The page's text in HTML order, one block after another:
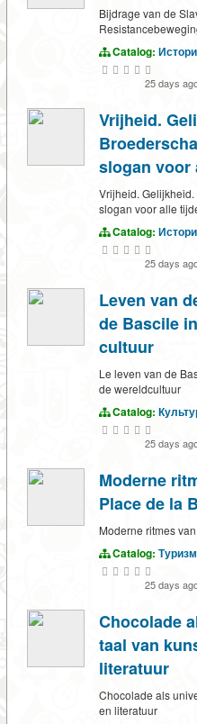
Bijdrage van de
Catalog:
25 days
Vrijheid.
slogan voor
Vrijheid.
slogan voor alle
Catalog:
25 days
Leven van
de Bascile
cultuur
Le leven van de
de wereldcultuur
Catalog:
25 days
Moderne
Place de la
Moderne ritmes
Catalog:
25 days
Chocolade
taal van
literatuur
Chocolade als
en literatuur